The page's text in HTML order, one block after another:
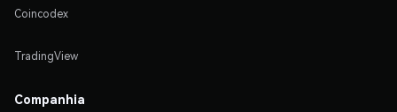
Coincodex
TradingView
Companhia